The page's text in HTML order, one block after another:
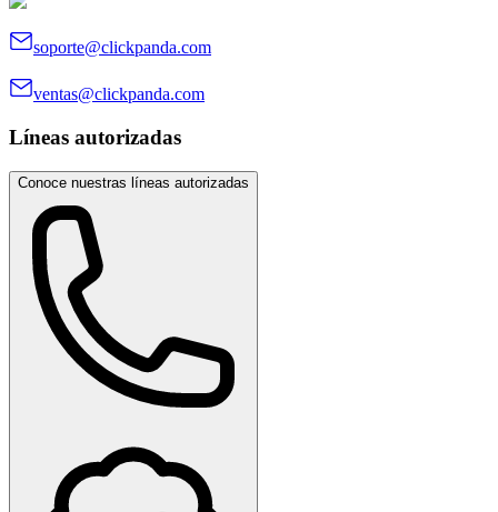
soporte@clickpanda.com
ventas@clickpanda.com
Líneas autorizadas
Conoce nuestras líneas autorizadas